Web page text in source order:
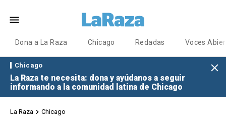
Dona a La Raza Chicago Redadas Voces
Chicago
La Raza te necesita: dona y ayúdanos a seguir
informando a la comunidad latina de Chicago
La Raza Chicago